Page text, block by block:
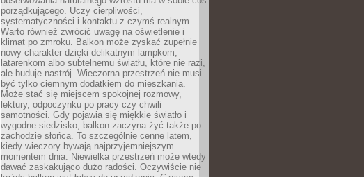
porządkującego. Uczy cierpliwości,
systematyczności i kontaktu z czymś realnym.
Warto również zwrócić uwagę na oświetlenie i
klimat po zmroku. Balkon może zyskać zupełnie
nowy charakter dzięki delikatnym lampkom,
latarenkom albo subtelnemu światłu, które nie razi,
ale buduje nastrój. Wieczorna przestrzeń nie musi
być tylko ciemnym dodatkiem do mieszkania.
Może stać się miejscem spokojnej rozmowy,
lektury, odpoczynku po pracy czy chwili
samotności. Gdy pojawia się miękkie światło i
wygodne siedzisko, balkon zaczyna żyć także po
zachodzie słońca. To szczególnie cenne latem,
kiedy wieczory bywają najprzyjemniejszym
momentem dnia. Niewielka przestrzeń może wtedy
dawać zaskakująco dużo radości. Oczywiście nie